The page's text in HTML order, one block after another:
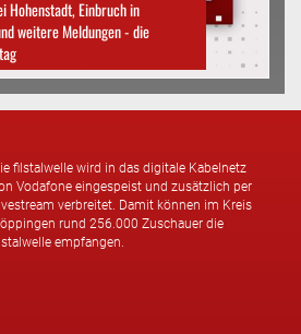
Hohenstadt, Einbruch in
weitere Meldungen - die
filstalwelle wird in das digitale Kabelnetz
Vodafone eingespeist und zusätzlich per
verbreitet. Damit können im Kreis
rund 256.000 Zuschauer die
empfangen.